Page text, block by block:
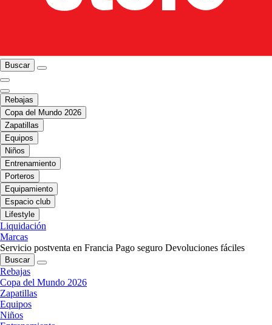
Buscar
Rebajas
Copa del Mundo 2026
Zapatillas
Equipos
Niños
Entrenamiento
Porteros
Equipamiento
Espacio club
Lifestyle
Liquidación
Marcas
Servicio postventa en Francia Pago seguro Devoluciones fáciles
Buscar
Rebajas
Copa del Mundo 2026
Zapatillas
Equipos
Niños